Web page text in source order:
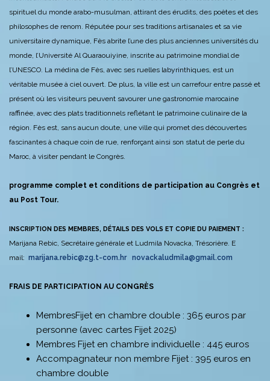
spirituel du monde arabo-musulman, attirant des érudits, des poètes et des
philosophes de renom. Réputée pour ses traditions artisanales et sa vie
universitaire dynamique, Fès abrite l’une des plus anciennes universités du
monde, l’Université Al Quaraouiyine, inscrite au patrimoine mondial de
l’UNESCO. La médina de Fès, avec ses ruelles labyrinthiques, est un
véritable musée à ciel ouvert. De plus, la ville est un carrefour entre passé et
présent où les visiteurs peuvent savourer une gastronomie marocaine
raffinée, avec des plats traditionnels reflétant le patrimoine culinaire de la
région. Fès est, sans aucun doute, une ville qui promet des découvertes
fascinantes à chaque coin de rue, renforçant ainsi son statut de perle du
Maroc, à visiter pendant le Congrès.
programme complet et conditions de participation au Congrès et
au Post Tour.
INSCRIPTION DES MEMBRES, DÉTAILS DES VOLS ET COPIE DU PAIEMENT :
Marijana Rebic, Secrétaire générale et Ludmila Novacka, Trésorière. E
mail: marijana.rebic@zg.t-com.hr novackaludmila@gmail.com
FRAIS DE PARTICIPATION AU CONGRÈS
MembresFijet en chambre double : 365 euros par
personne (avec cartes Fijet 2025)
Membres Fijet en chambre individuelle : 445 euros
Accompagnateur non membre Fijet : 395 euros en
chambre double